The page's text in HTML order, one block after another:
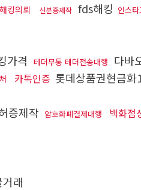
킹의뢰 신분증제작 fds해킹 인스
가격 테더무통 테더전송대행 다바
카톡인증 롯데상품권현금화
증제작 암호화폐결제대행 백화점
래